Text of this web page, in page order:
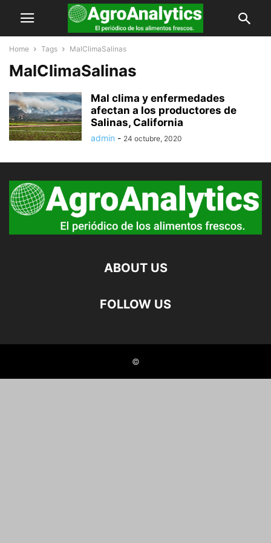
Home Tags MalClimaSalinas
MalClimaSalinas
Mal clima y enfermedades
afectan a los productores de
Salinas, California
admin - 24 octubre, 2020
ABOUT US
FOLLOW US
©